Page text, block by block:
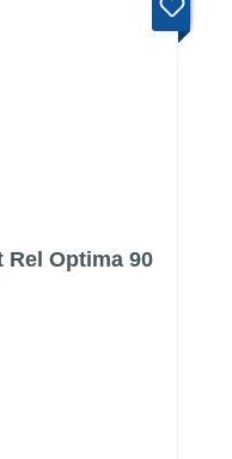
Rel Optima 90